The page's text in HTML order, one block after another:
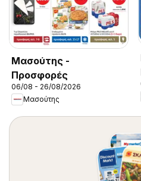
Μασούτης -
Προσφορές
06/08 - 26/08/2026
Μασούτης